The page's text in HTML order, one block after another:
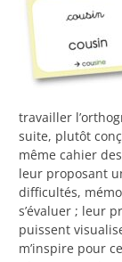
travailler
suite, plutôt
même cahier
leur proposant
difficultés,
s’évaluer ; leur
puissent
m’inspire pour